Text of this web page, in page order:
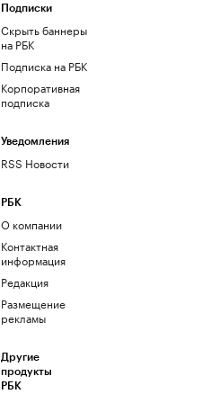
Подписки
Скрыть баннеры
на РБК
Подписка на РБК
Корпоративная
подписка
Уведомления
RSS Новости
РБК
О компании
Контактная
информация
Редакция
Размещение
рекламы
Другие
продукты
РБК